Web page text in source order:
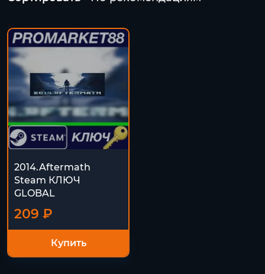
2014.Aftermath
Steam КЛЮЧ
GLOBAL
209 ₽
Купить